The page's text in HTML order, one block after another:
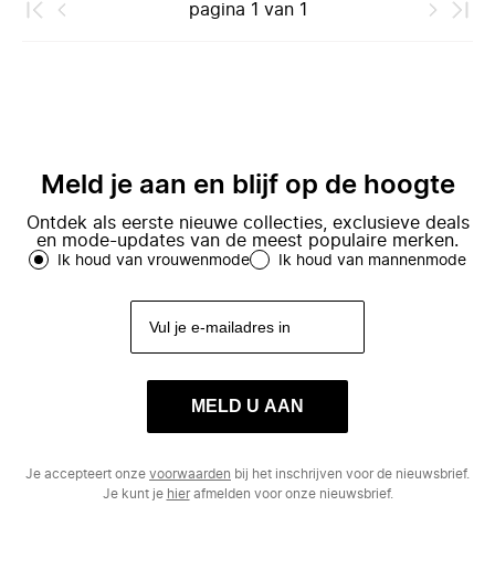
pagina 1 van 1
Meld je aan en blijf op de hoogte
Ontdek als eerste nieuwe collecties, exclusieve deals
en mode-updates van de meest populaire merken.
Ik houd van vrouwenmode Ik houd van mannenmode
MELD U AAN
Je accepteert onze voorwaarden bij het inschrijven voor de nieuwsbrief.
Je kunt je hierafmelden voor onze nieuwsbrief.